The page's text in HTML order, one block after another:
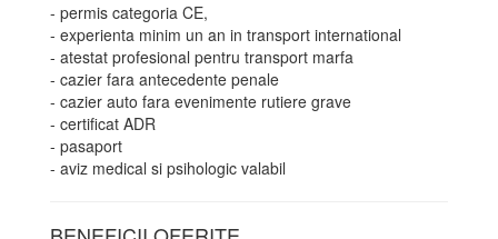
- permis categoria CE,
- experienta minim un an in transport international
- atestat profesional pentru transport marfa
- cazier fara antecedente penale
- cazier auto fara evenimente rutiere grave
- certificat ADR
- pasaport
- aviz medical si psihologic valabil